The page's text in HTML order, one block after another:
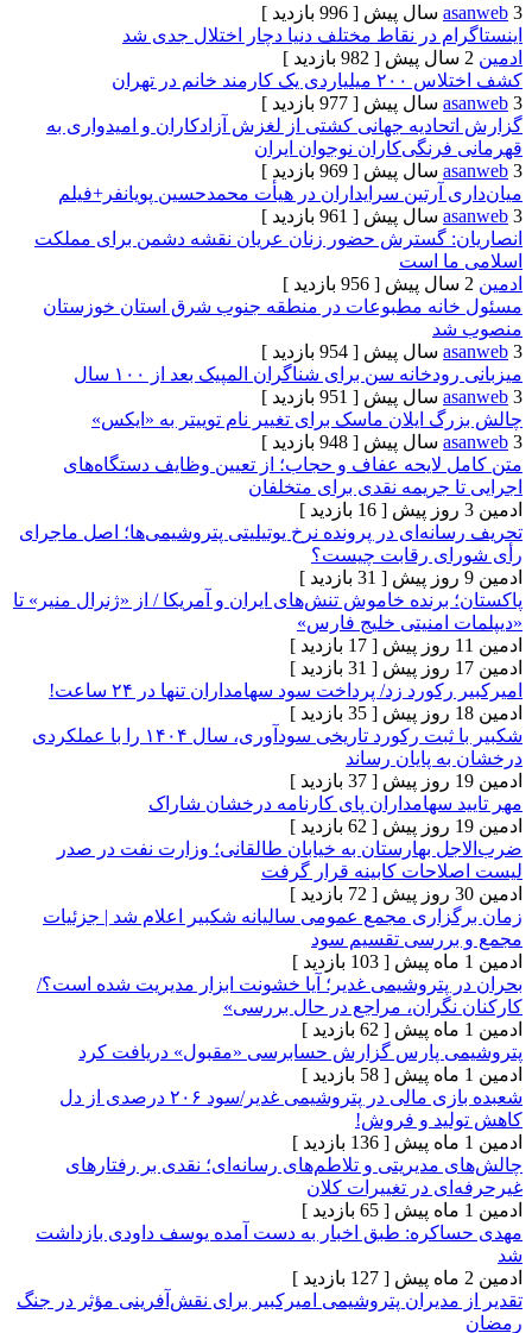
[ 996 بازدید ]
در نقاط مختلف دنیا دچار اختلال جدی شد
[ 982 بازدید ]
خانم در تهران
[ 977 بازدید ]
جهانی کشتی از لغزش آزادکاران و امیدواری به
نوجوان ایران
[ 969 بازدید ]
سرایداران در هیأت محمدحسین پویانفر+فیلم
[ 961 بازدید ]
گسترش حضور زنان عریان نقشه دشمن برای مملکت
است
[ 956 بازدید ]
مطبوعات در منطقه جنوب شرق استان خوزستان
[ 954 بازدید ]
سن برای شناگران المپیک بعد از ۱۰۰ سال
[ 951 بازدید ]
ماسک برای تغییر نام توییتر به «ایکس»
[ 948 بازدید ]
عفاف و حجاب؛ از تعیین وظایف دستگاه‌های
نقدی برای متخلفان
[ 16 بازدید ]
در پرونده نرخ یوتیلیتی پتروشیمی‌ها؛ اصل ماجرای
رقابت چیست؟
[ 31 بازدید ]
خاموش تنش‌های ایران و آمریکا / از «ژنرال منیر» تا
خلیج فارس»
[ 17 بازدید ]
[ 31 بازدید ]
زد/ پرداخت سود سهامداران تنها در ۲۴ ساعت!
[ 35 بازدید ]
شکبیر با ثبت رکورد تاریخی سودآوری، سال ۱۴۰۴ را با عملکردی
رساند
[ 37 بازدید ]
سهامداران پای کارنامه درخشان شاراک
[ 62 بازدید ]
به خیابان طالقانی؛ وزارت نفت در صدر
کابینه قرار گرفت
[ 72 بازدید ]
مجمع عمومی سالیانه شکبیر اعلام شد | جزئیات
تقسیم سود
[ 103 بازدید ]
غدیر؛ آیا خشونت ابزار مدیریت شده است؟/
مراجع در حال بررسی»
[ 62 بازدید ]
پارس گزارش حسابرسی «مقبول» دریافت کرد
[ 58 بازدید ]
شعبده بازی مالی در پتروشیمی‌ غدیر/سود ۲۰۶ درصدی از دل
و فروش!
[ 136 بازدید ]
و تلاطم‌های رسانه‌ای؛ نقدی بر رفتارهای
در تغییرات کلان
[ 65 بازدید ]
طبق اخبار به دست آمده یوسف داودی بازداشت
[ 127 بازدید ]
پتروشیمی امیرکبیر برای نقش‌آفرینی مؤثر در جنگ